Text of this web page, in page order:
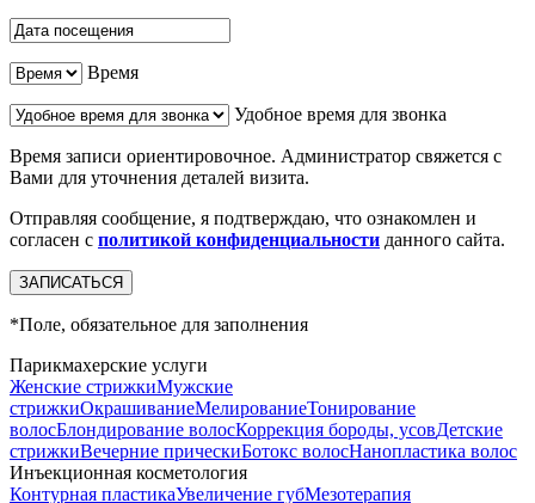
Время
Удобное время для звонка
Время записи ориентировочное. Администратор свяжется с
Вами для уточнения деталей визита.
Отправляя сообщение, я подтверждаю, что ознакомлен и
согласен с политикой конфиденциальности данного сайта.
*Поле, обязательное для заполнения
Парикмахерские услуги
Женские стрижкиМужские
стрижкиОкрашиваниеМелированиеТонирование
волосБлондирование волосКоррекция бороды, усовДетские
стрижкиВечерние прическиБотокс волосНанопластика волос
Инъекционная косметология
Контурная пластикаУвеличение губМезотерапия